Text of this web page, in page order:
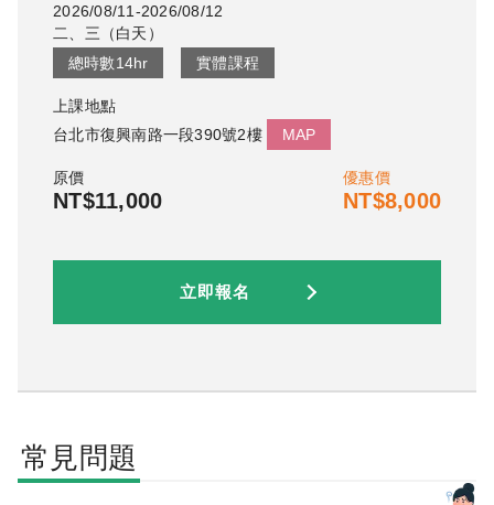
2026/08/11-2026/08/12
二、三 （白天 ）
總時數14hr 實體課程
上課地點
台北市復興南路一段390號2樓
MAP
原價
NT$11,000
優惠價
NT$8,000
立即報名
常見問題